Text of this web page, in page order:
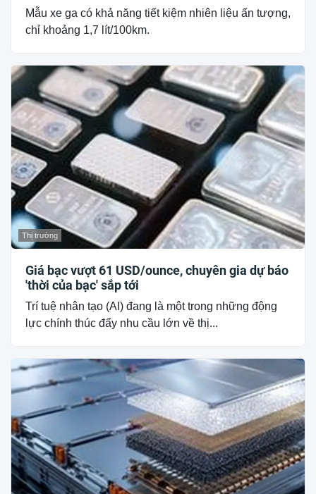
Mẫu xe ga có khả năng tiết kiệm nhiên liệu ấn tượng,
chỉ khoảng 1,7 lít/100km.
Thị trường
Giá bạc vượt 61 USD/ounce, chuyên gia dự báo
'thời của bạc' sắp tới
Trí tuệ nhân tạo (AI) đang là một trong những động
lực chính thúc đẩy nhu cầu lớn về thị...